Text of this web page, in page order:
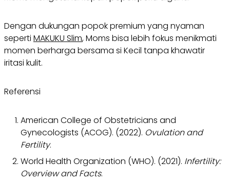
Dengan dukungan popok premium yang nyaman
seperti MAKUKU Slim, Moms bisa lebih fokus menikmati
momen berharga bersama si Kecil tanpa khawatir
iritasi kulit.
Referensi
American College of Obstetricians and
Gynecologists (ACOG). (2022). Ovulation and
Fertility.
World Health Organization (WHO). (2021). Infertility:
Overview and Facts.